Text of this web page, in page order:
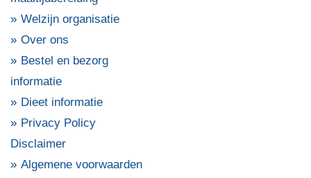
Welzijn organisatie
Over ons
Bestel en bezorg
informatie
Dieet informatie
Privacy Policy
Disclaimer
Algemene voorwaarden